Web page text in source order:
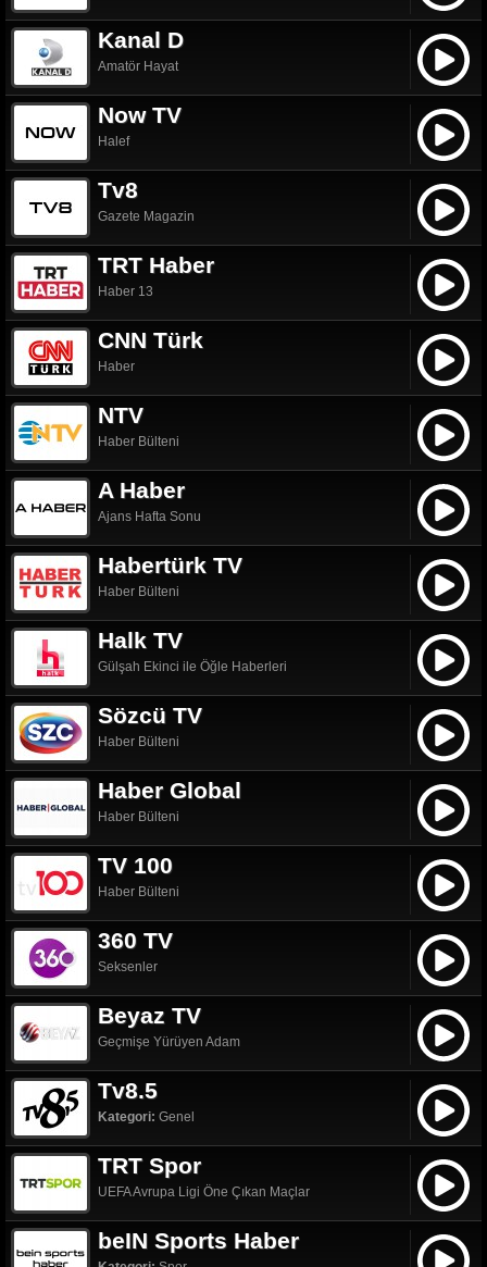
Kanal D
Amatör Hayat
Now TV
Halef
Tv8
Gazete Magazin
TRT Haber
Haber 13
CNN Türk
Haber
NTV
Haber Bülteni
A Haber
Ajans Hafta Sonu
Habertürk TV
Haber Bülteni
Halk TV
Gülşah Ekinci ile Öğle Haberleri
Sözcü TV
Haber Bülteni
Haber Global
Haber Bülteni
TV 100
Haber Bülteni
360 TV
Seksenler
Beyaz TV
Geçmişe Yürüyen Adam
Tv8.5
Kategori: Genel
TRT Spor
UEFA Avrupa Ligi Öne Çıkan Maçlar
beIN Sports Haber